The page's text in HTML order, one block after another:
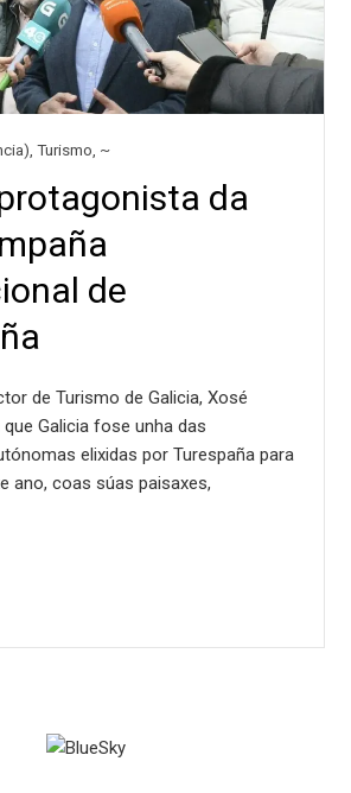
,Turismo ~
da
de
de Turismo de Galicia, Xosé
Galicia fose unha das
elixidas por Turespaña para
ano, coas súas paisaxes,